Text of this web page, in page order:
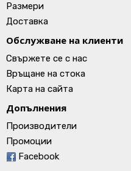
Размери
Доставка
Обслужване на клиенти
Свържете се с нас
Връщане на стока
Карта на сайта
Допълнения
Производители
Промоции
Facebook